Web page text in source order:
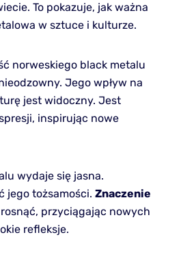
To pokazuje, jak ważna
w sztuce i kulturze.
norweskiego black metalu
Jego wpływ na
jest widoczny. Jest
inspirując nowe
wydaje się jasna.
jego tożsamości. Znaczenie
przyciągając nowych
refleksje.